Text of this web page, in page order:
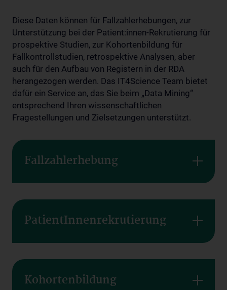
Diese Daten können für Fallzahlerhebungen, zur
Unterstützung bei der Patient:innen-Rekrutierung für
prospektive Studien, zur Kohortenbildung für
Fallkontrollstudien, retrospektive Analysen, aber
auch für den Aufbau von Registern in der RDA
herangezogen werden. Das IT4Science Team bietet
dafür ein Service an, das Sie beim „Data Mining“
entsprechend Ihren wissenschaftlichen
Fragestellungen und Zielsetzungen unterstützt.
Fallzahlerhebung
PatientInnenrekrutierung
Kohortenbildung